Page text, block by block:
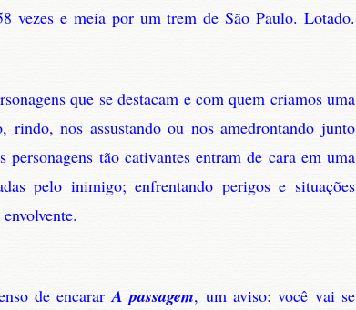
vezes e meia por um trem de São Paulo. Lotado.
que se destacam e com quem criamos uma
rindo, nos assustando ou nos amedrontando junto
tão cativantes entram de cara em uma
pelo inimigo; enfrentando perigos e situações
de encararA passagem, um aviso: você vai se